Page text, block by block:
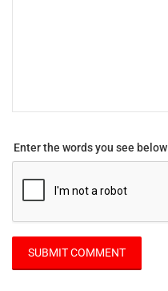
Enter the words you see below